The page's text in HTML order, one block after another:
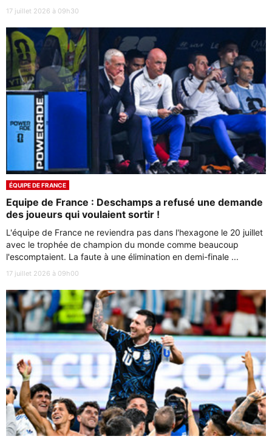
17 juillet 2026 à 09h30
ÉQUIPE DE FRANCE
Equipe de France : Deschamps a refusé une demande
des joueurs qui voulaient sortir !
L'équipe de France ne reviendra pas dans l'hexagone le 20 juillet
avec le trophée de champion du monde comme beaucoup
l'escomptaient. La faute à une élimination en demi-finale ...
17 juillet 2026 à 09h00